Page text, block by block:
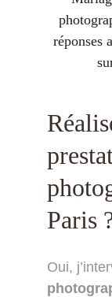
réponses
Paris
Oui,